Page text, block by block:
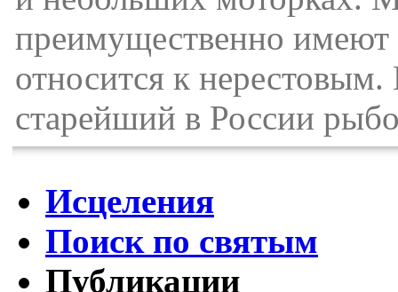
преимущественно имеют
относится к
старейший в России
Исцеления
Поиск по святым
Публикации